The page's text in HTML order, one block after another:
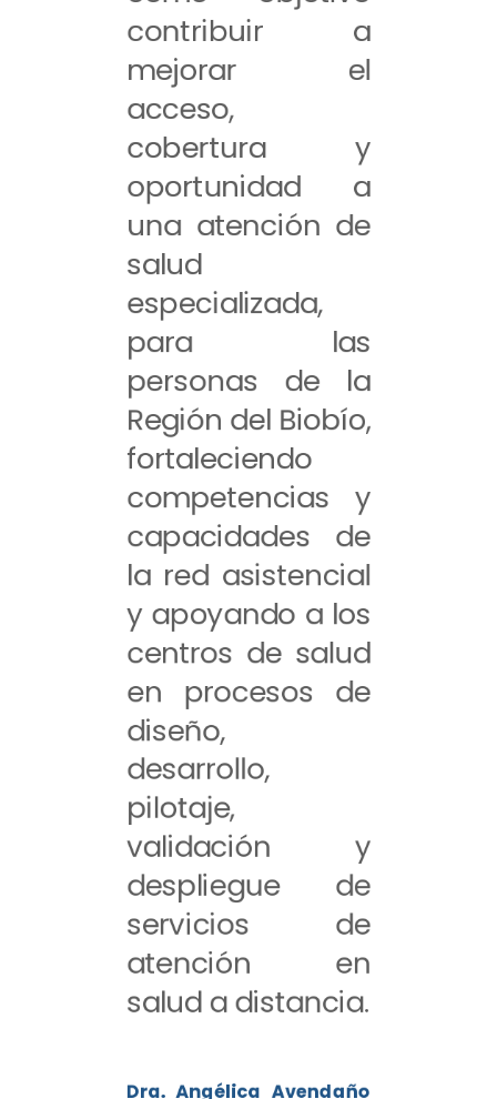
contribuir a
mejorar el
acceso,
cobertura y
oportunidad a
una atención de
salud
especializada,
para las
personas de la
Región del Biobío,
fortaleciendo
competencias y
capacidades de
la red asistencial
y apoyando a los
centros de salud
en procesos de
diseño,
desarrollo,
pilotaje,
validación y
despliegue de
servicios de
atención en
salud a distancia.
Dra. Angélica Avendaño